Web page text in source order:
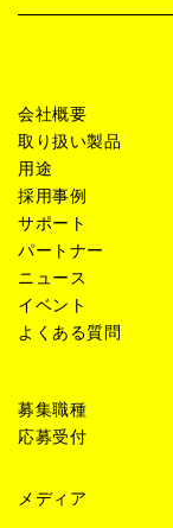
会社概要
取り扱い製品
用途
採用事例
サポート
パートナー
ニュース
イベント
よくある質問
募集職種
応募受付
メディア